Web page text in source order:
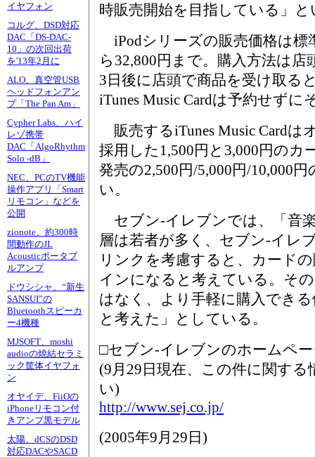
イヤフォン
コルグ、DSD対応
DAC「DS-DAC-
10」の次回出荷
を'13年2月に
ALO、真空管USB
ヘッドフォンアン
プ「The Pan Am」
Cypher Labs、ハイ
レゾ携帯
DAC「AlgoRhythm
Solo -dB」
NEC、PCのTV機能
操作アプリ「Smart
リモコン」などを
公開
zionote、約300時
間動作のJL
Acousticポータブ
ルアンプ
ドウシシャ、“新生
SANSUI”の
Bluetoothスピーカ
ー4機種
MJSOFT、moshi
audioの焼結セラミ
ック筐体イヤフォ
ン
オヤイデ、FiiOの
iPhoneリモコン付
きアンプ黒モデル
太陽、dCSのDSD
対応DACやSACD
時販売開始を目指している」と
iPodシリーズの販売価格は標
ら32,800円まで。購入方法は
3日後に店頭で商品を受け取る
iTunes Music Cardは予約せず
販売するiTunes Music Cardは
採用した1,500円と3,000円のカ
発売の2,500円/5,000円/10,000
い。
セブン-イレブンでは、「音
層は若者が多く、セブン-イレ
リンクを考慮すると、カード
インになると考えている。そ
はなく、より手軽に購入でき
と考えた」としている。
□セブン-イレブンのホームペ
(9月29日現在、この件に関す
い)
http://www.sej.co.jp/
(2005年9月29日 )